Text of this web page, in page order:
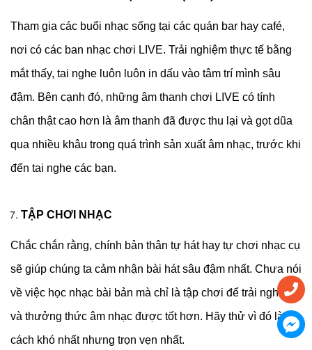
Tham gia các buổi nhạc sống tại các quán bar hay café,
nơi có các ban nhạc chơi LIVE. Trải nghiệm thực tế bằng
mắt thấy, tai nghe luôn luôn in dấu vào tâm trí mình sâu
đậm. Bên cạnh đó, những âm thanh chơi LIVE có tính
chân thật cao hơn là âm thanh đã được thu lại và gọt dũa
qua nhiều khâu trong quá trình sản xuất âm nhạc, trước khi
đến tai nghe các bạn.
TẬP CHƠI NHẠC
Chắc chắn rằng, chính bản thân tự hát hay tự chơi nhạc cụ
sẽ giúp chúng ta cảm nhận bài hát sâu đậm nhất. Chưa nói
về việc học nhạc bài bản mà chỉ là tập chơi để trải nghiệm
và thưởng thức âm nhạc được tốt hơn. Hãy thử vì đó là
cách khó nhất nhưng trọn vẹn nhất.